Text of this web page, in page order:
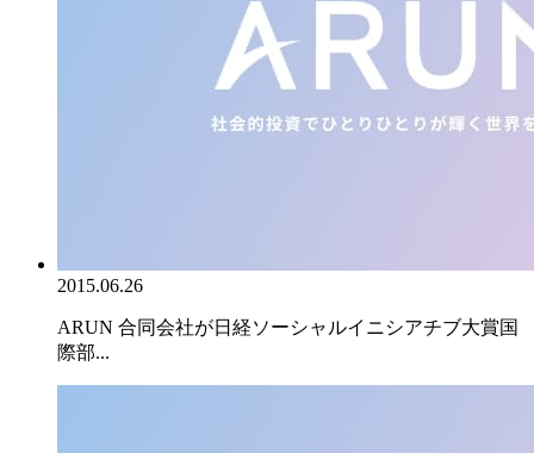
2015.06.26
ARUN 合同会社が日経ソーシャルイニシアチブ大賞国
際部...